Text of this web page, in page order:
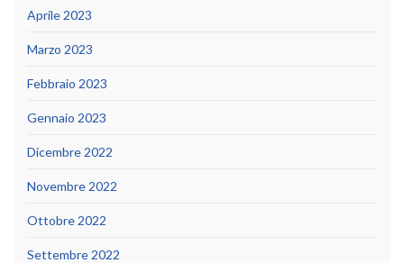
Aprile 2023
Marzo 2023
Febbraio 2023
Gennaio 2023
Dicembre 2022
Novembre 2022
Ottobre 2022
Settembre 2022